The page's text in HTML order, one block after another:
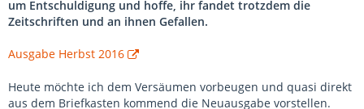
um Entschuldigung und hoffe, ihr fandet trotzdem die
Zeitschriften und an ihnen Gefallen.
Ausgabe Herbst 2016
Heute möchte ich dem Versäumen vorbeugen und quasi direkt
aus dem Briefkasten kommend die Neuausgabe vorstellen.